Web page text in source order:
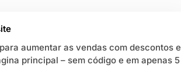
aumentar as vendas com descontos e
principal – sem código e em apenas 5